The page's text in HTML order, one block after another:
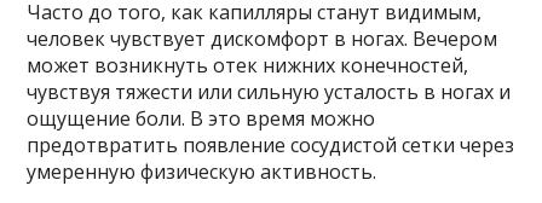
Часто до того, как капилляры станут видимым,
человек чувствует дискомфорт в ногах. Вечером
может возникнуть отек нижних конечностей,
чувствуя тяжести или сильную усталость в ногах и
ощущение боли. В это время можно
предотвратить появление сосудистой сетки через
умеренную физическую активность.